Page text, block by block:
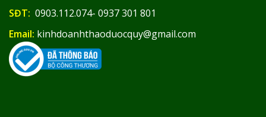
SĐT: 0903.112.074- 0937 301 801
Email: kinhdoanhthaoduocquy@gmail.com